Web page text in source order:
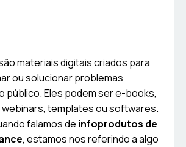
materiais digitais criados para
ou solucionar problemas
público. Eles podem ser e-books,
templates ou softwares.
falamos de infoprodutos de
, estamos nos referindo a algo